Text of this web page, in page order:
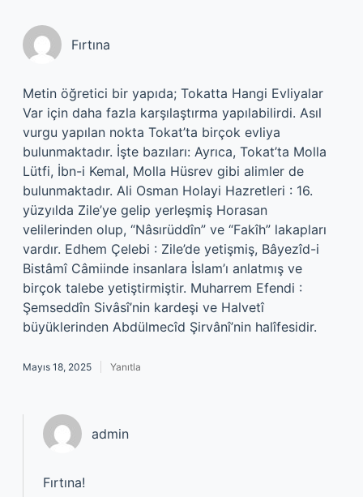
Fırtına
Metin öğretici bir yapıda; Tokatta Hangi Evliyalar
Var için daha fazla karşılaştırma yapılabilirdi. Asıl
vurgu yapılan nokta Tokat’ta birçok evliya
bulunmaktadır. İşte bazıları: Ayrıca, Tokat’ta Molla
Lütfi, İbn-i Kemal, Molla Hüsrev gibi alimler de
bulunmaktadır. Ali Osman Holayi Hazretleri : 16.
yüzyılda Zile’ye gelip yerleşmiş Horasan
velilerinden olup, “Nâsırüddîn” ve “Fakîh” lakapları
vardır. Edhem Çelebi : Zile’de yetişmiş, Bâyezîd-i
Bistâmî Câmiinde insanlara İslam’ı anlatmış ve
birçok talebe yetiştirmiştir. Muharrem Efendi :
Şemseddîn Sivâsî’nin kardeşi ve Halvetî
büyüklerinden Abdülmecîd Şirvânî’nin halîfesidir.
Mayıs 18, 2025 Yanıtla
admin
Fırtına!